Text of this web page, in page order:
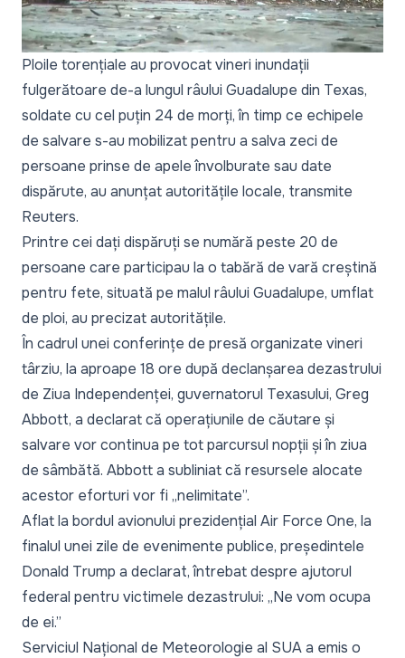
Ploile torențiale au provocat vineri inundații
fulgerătoare de-a lungul râului Guadalupe din Texas,
soldate cu cel puțin 24 de morți, în timp ce echipele
de salvare s-au mobilizat pentru a salva zeci de
persoane prinse de apele învolburate sau date
dispărute, au anunțat autoritățile locale, transmite
Reuters.
Printre cei dați dispăruți se numără peste 20 de
persoane care participau la o tabără de vară creștină
pentru fete, situată pe malul râului Guadalupe, umflat
de ploi, au precizat autoritățile.
În cadrul unei conferințe de presă organizate vineri
târziu, la aproape 18 ore după declanșarea dezastrului
de Ziua Independenței, guvernatorul Texasului, Greg
Abbott, a declarat că operațiunile de căutare și
salvare vor continua pe tot parcursul nopții și în ziua
de sâmbătă. Abbott a subliniat că resursele alocate
acestor eforturi vor fi „nelimitate”.
Aflat la bordul avionului prezidențial Air Force One, la
finalul unei zile de evenimente publice, președintele
Donald Trump a declarat, întrebat despre ajutorul
federal pentru victimele dezastrului: „Ne vom ocupa
de ei.”
Serviciul Național de Meteorologie al SUA a emis o